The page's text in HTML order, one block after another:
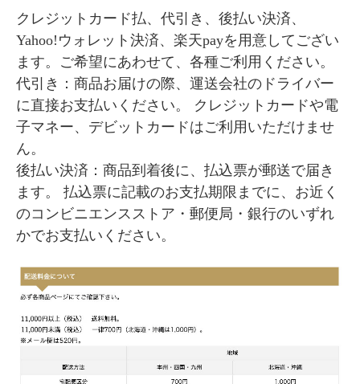
クレジットカード払、代引き、後払い決済、
Yahoo!ウォレット決済、楽天payを用意してござい
ます。ご希望にあわせて、各種ご利用ください。
代引き：商品お届けの際、運送会社のドライバー
に直接お支払いください。 クレジットカードや電
子マネー、デビットカードはご利用いただけませ
ん。
後払い決済：商品到着後に、払込票が郵送で届き
ます。 払込票に記載のお支払期限までに、お近く
のコンビニエンスストア・郵便局・銀行のいずれ
かでお支払いください。